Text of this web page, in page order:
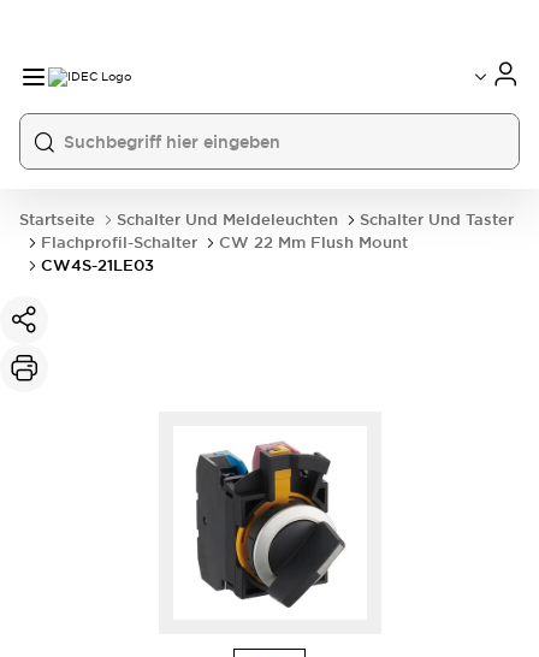
Startseite Schalter Und Meldeleuchten
Schalter Und Taster
Flachprofil-Schalter
CW 22 Mm Flush Mount
CW4S-21LE03